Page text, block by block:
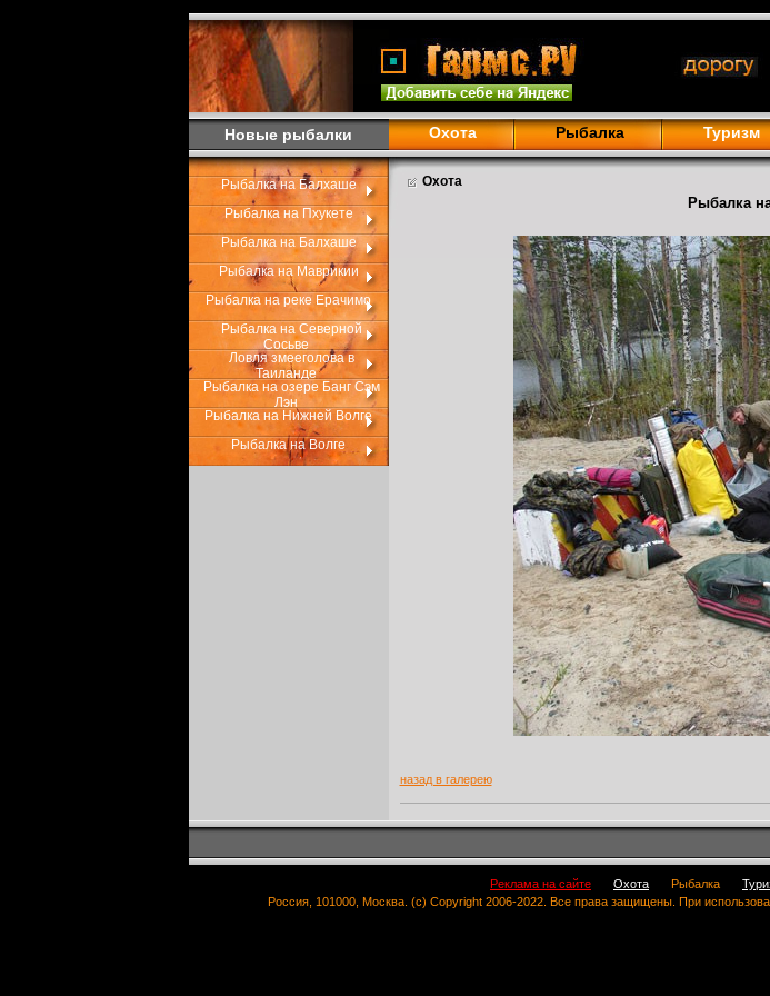
Новые рыбалки Охота Рыбалка Туризм
Рыбалка на Балхаше
Рыбалка на Пхукете
Рыбалка на Балхаше
Рыбалка на Маврикии
Рыбалка на реке Ерачимо
Рыбалка на Северной
Сосьве
Ловля змееголова в
Таиланде
Рыбалка на озере Банг Сэм
Лэн
Рыбалка на Нижней Волге
Рыбалка на Волге
Охота
Рыбалка
назад в галерею
Реклама на сайте Охота Рыбалка
Россия, 101000, Москва. (c) Copyright 2006-2022. Все права защищены. При